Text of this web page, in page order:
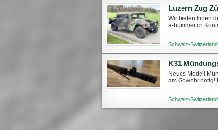
Wir bieten Ihnen
a-hummer.ch
Schweiz-
K31
Neues Modell
am Gewehr nötig!
Schweiz-